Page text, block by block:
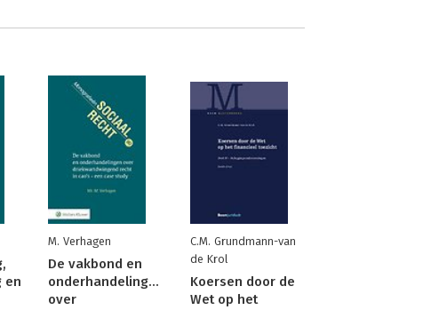
en
M. Verhagen
De vakbond en
onderhandelingen
over
C.M. Grundmann-van
de Krol
Koersen door de
Wet op het